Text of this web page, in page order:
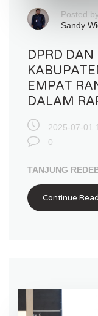
Posted
Sandy
DPRD
EMPAT
DALAM
2025-07-01
0
TANJUNG
Continue